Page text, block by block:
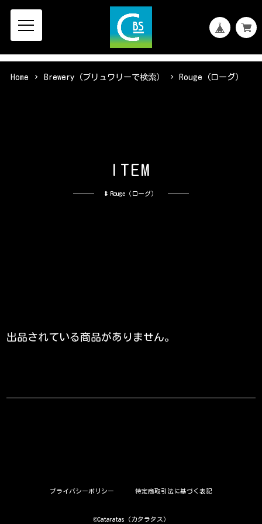
I TEM
# Rouge（ローグ）
Home Brewery（ブリュワリーで検索） Rouge（ローグ）
出品されている商品がありません。
プライバシーポリシー 特定商取引法に基づく表記
©︎Cataratas（カタラタス）